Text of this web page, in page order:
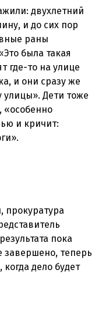
двухлетний
и до сих пор
раны
была такая
где-то на улице
и они сразу же
улицы». Дети тоже
«особенно
и кричит:
прокуратура
пока
завершено, теперь
дело будет